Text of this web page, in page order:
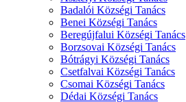
Badalói Községi Tanács
Benei Községi Tanács
Beregújfalui Községi Tanács
Borzsovai Községi Tanács
Bótrágyi Községi Tanács
Csetfalvai Községi Tanács
Csomai Községi Tanács
Dédai Községi Tanács